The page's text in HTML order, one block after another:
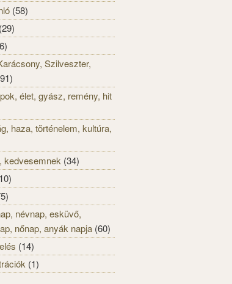
(58)
(29)
Szilveszter,
élet, gyász, remény, hit
haza, történelem, kultúra,
kedvesemnek (34)
névnap, esküvő,
nőnap, anyák napja (60)
(14)
(1)